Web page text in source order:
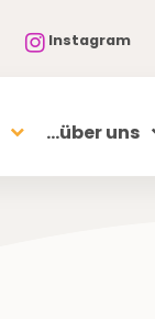
Instagram
...über uns